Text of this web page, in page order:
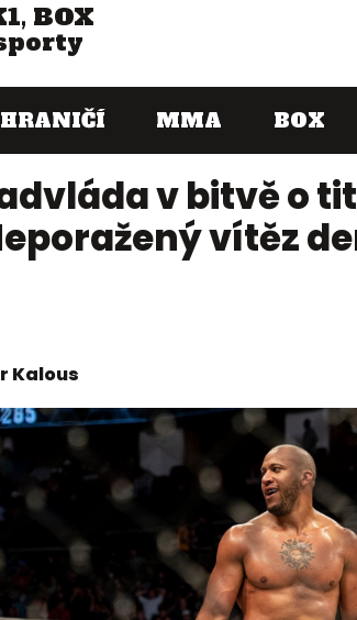
BOX
MMA BOX
v bitvě o
vítěz
Kalous